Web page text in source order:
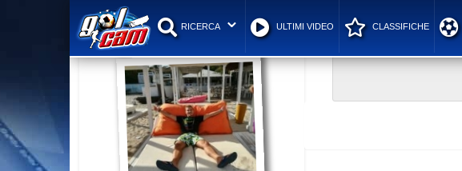
RICERCA ULTIMI VIDEO CLASSIFICHE